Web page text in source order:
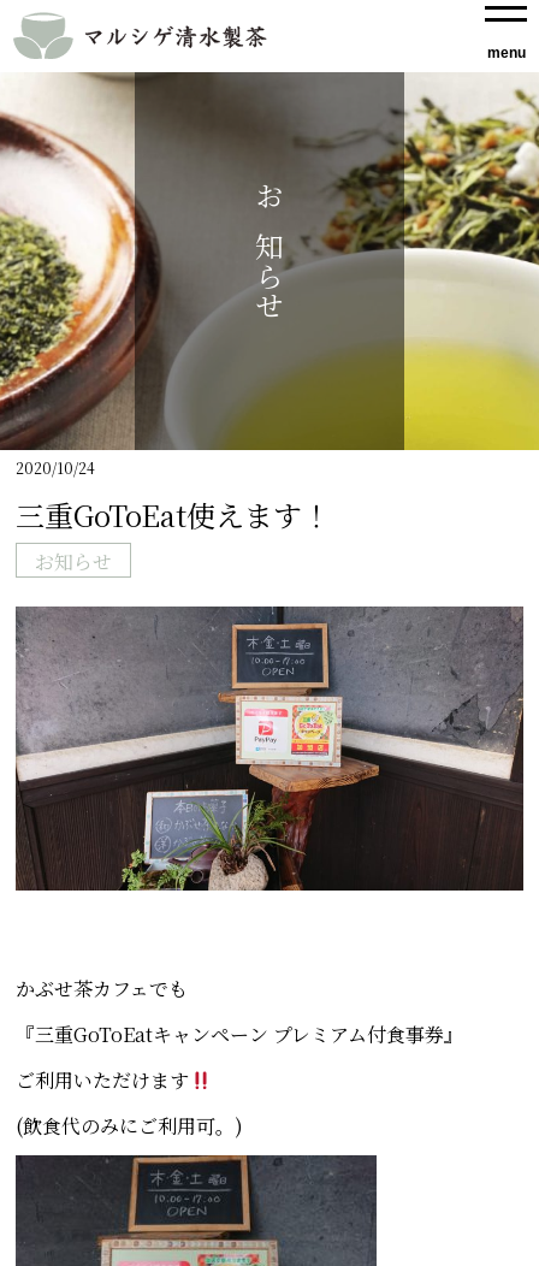
お知らせ
2020/10/24
三重GoToEat使えます！
お知らせ
かぶせ茶カフェでも
『三重GoToEatキャンペーン プレミアム付食事券』
ご利用いただけます
(飲食代のみにご利用可。)